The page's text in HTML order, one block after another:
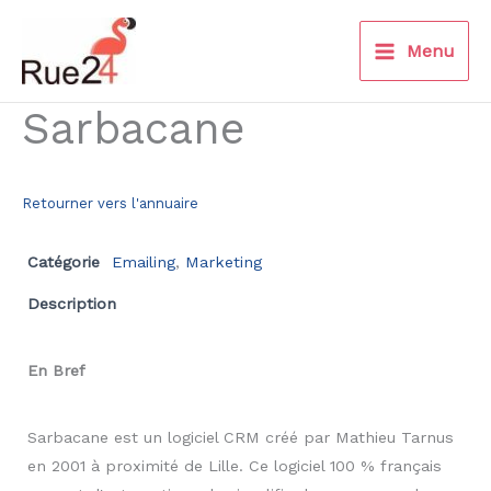
contenu
Menu
Sarbacane
Retourner vers l'annuaire
Catégorie Emailing, Marketing
Description
En Bref
Sarbacane est un logiciel CRM créé par Mathieu Tarnus
en 2001 à proximité de Lille. Ce logiciel 100 % français